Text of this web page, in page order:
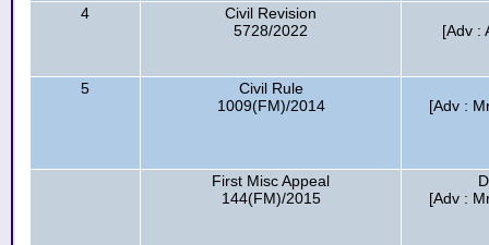
4
Civil Revision
5728/2022
[Adv :
5
Civil Rule
1009(FM)/2014
[Adv :
First Misc Appeal
144(FM)/2015
[Adv :